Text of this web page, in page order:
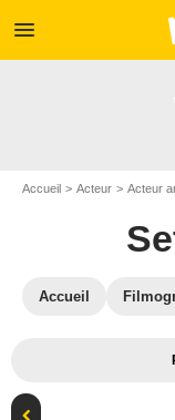
menu
Accueil Acteur Acteur
Accueil